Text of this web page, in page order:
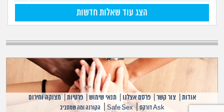
הצג עוד שאלות חדשות
אודות צור קשר |פרסם אצלנו |תנאי שימוש |פרטיות |מצוקה וחירום
Ask דורקס |
Safe Sex
| הקורנה ומה שמסביב